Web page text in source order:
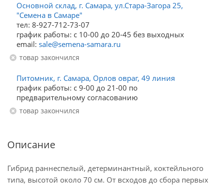
Основной склад, г. Самара, ул.Стара-Загора 25,
"Семена в Самаре"
тел: 8-927-712-73-07
график работы: с 10-00 до 20-45 без выходных
email: sale@semena-samara.ru
Товар закончился
Питомник, г. Самара, Орлов овраг, 49 линия
график работы: с 9-00 до 21-00 по
предварительному согласованию
Товар закончился
Описание
Гибрид раннеспелый, детерминантный, коктейльного
типа, высотой около 70 см. От всходов до сбора первых